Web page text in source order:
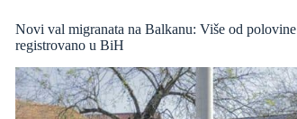
Novi val migranata na Balkanu: Više od polovine
registrovano u BiH